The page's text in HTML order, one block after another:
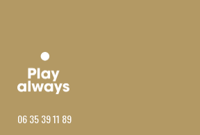
06 35 39 11 89